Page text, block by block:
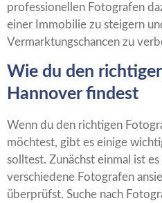
professionellen Fotografen
einer Immobilie zu steigern
Vermarktungschancen zu
Wie du den
Hannover findest
Wenn du den richtigen
möchtest, gibt es einige
solltest. Zunächst einmal ist
verschiedene Fotografen
überprüfst. Suche nach